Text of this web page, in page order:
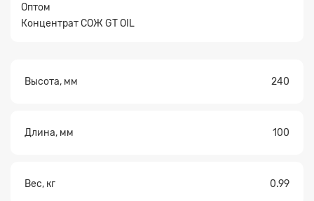
Оптом
Концентрат СОЖ GT OIL
Высота, мм 240
Длина, мм 100
Вес, кг 0.99